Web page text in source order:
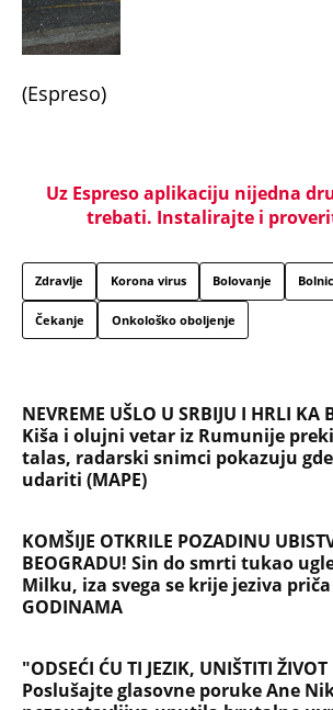
(Espreso)
Uz Espreso aplikaciju nijedna
trebati. Instalirajte i
Zdravlje Korona virus Bolovanje
Čekanje Onkološko oboljenje
NEVREME UŠLO U SRBIJU I HRLI KA
Kiša i olujni vetar iz Rumunije
talas, radarski snimci pokazuju
udariti (MAPE)
KOMŠIJE OTKRILE POZADINU
BEOGRADU! Sin do smrti tukao
Milku, iza svega se krije jeziva
GODINAMA
"ODSEĆI ĆU TI JEZIK, UNIŠTITI
Poslušajte glasovne poruke Ane